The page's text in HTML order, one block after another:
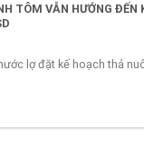
TÔM VẪN HƯỚNG ĐẾN
lợ đặt kế hoạch thả